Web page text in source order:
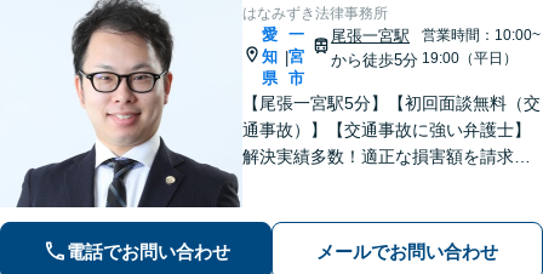
はなみずき法律事務所
愛
知
県
|
一
宮
市
尾張一宮駅
から徒歩5分
営業時間：10:00~
19:00（平日）
【尾張一宮駅5分】【初回面談無料（交
通事故）】【交通事故に強い弁護士】
解決実績多数！適正な損害額を請求
方でもまずは無料相談を！【男女1名ず
つ弁護士在籍】
電話でお問い合わせ メールでお問い合わせ